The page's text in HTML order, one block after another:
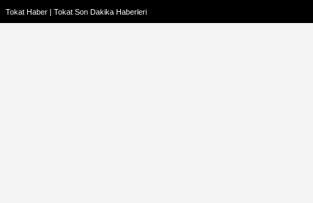
Tokat Haber | Tokat Son Dakika Haberleri